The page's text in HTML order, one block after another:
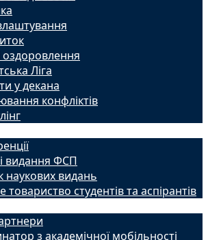
оздоровлення
Ліга
у декана
конфліктів
видання ФСП
наукових видань
товариство студентів та аспірантів
з академічної мобільності